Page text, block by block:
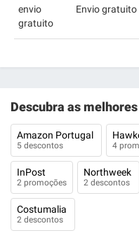
envio
gratuito
Envio gratuito
Descubra as
Amazon Portugal
5 descontos 4
InPost
2 promoções
Northweek
2 descontos
Costumalia
2 descontos